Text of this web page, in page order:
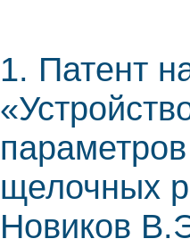
1. Патент
щелочных
Новиков